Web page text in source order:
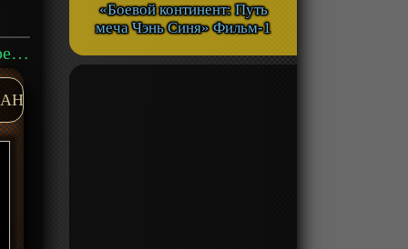
Аниме «Весёлая защита владений беспечного лорда: Превращение безымянной деревни в неприступную крепость с помощью производственной магии» ТВ-1 смотреть онлайн
AH
«Боевой континент: Путь
меча Чэнь Синя» Фильм-1